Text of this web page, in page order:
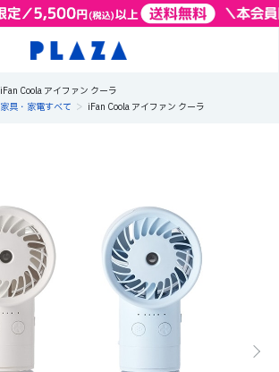
iFan Coola アイファン クーラ
家具・家電すべて > iFan Coola アイファン クーラ